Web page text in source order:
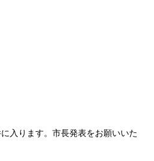
入ります。市長発表をお願いいた